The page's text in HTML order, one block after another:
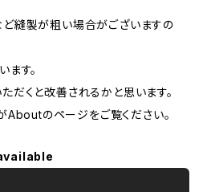
縫製が粗い場合がございますの
す。
くと改善されるかと思います。
のページをご覧ください。